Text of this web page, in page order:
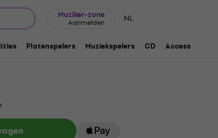
Muziker-zone
Aanmelden NL
Platenspelers Muziekspelers CD Accessoires
(CD)